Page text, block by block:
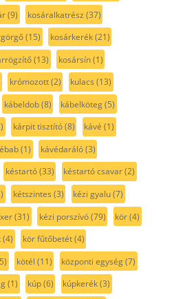
(9) kosáralkatrész (37)
(15) kosárkerék(21)
(13) kosársín(1)
krómozott(2) kulacs (13)
kábeldob(8) kábelköteg(5)
kárpit tisztító(8) kávé (1)
(1) kávédaráló(3)
késtartó(33) késtartó csavar(2)
kétszintes (3) kézi gyalu(7)
(31) kézi porszívó(79) kör(4)
(4) kör fűtőbetét(4)
kötél (11) központi egység(7)
(1) kúp(6) kúpkerék(3)